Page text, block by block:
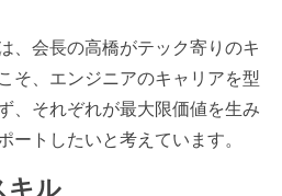
、会長の高橋がテック寄りのキ
そ、エンジニアのキャリアを型
、それぞれが最大限価値を生み
ートしたいと考えています。
キル